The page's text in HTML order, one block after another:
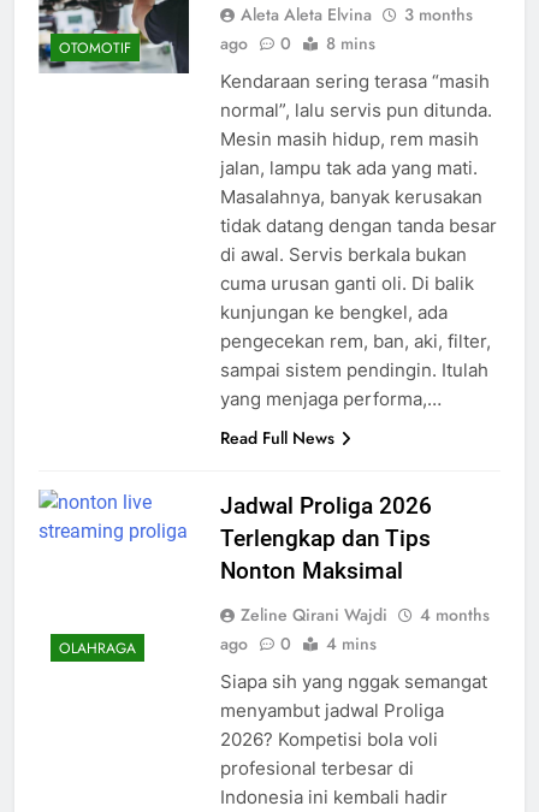
OTOMOTIF
Aleta Aleta Elvina
3 months
ago
0 8 mins
Kendaraan sering terasa “masih
normal”, lalu servis pun ditunda.
Mesin masih hidup, rem masih
jalan, lampu tak ada yang mati.
Masalahnya, banyak kerusakan
tidak datang dengan tanda besar
di awal. Servis berkala bukan
cuma urusan ganti oli. Di balik
kunjungan ke bengkel, ada
pengecekan rem, ban, aki, filter,
sampai sistem pendingin. Itulah
yang menjaga performa,…
Read Full News
OLAHRAGA
Jadwal Proliga 2026
Terlengkap dan Tips
Nonton Maksimal
Zeline Qirani Wajdi
4 months
ago
0 4 mins
Siapa sih yang nggak semangat
menyambut jadwal Proliga
2026? Kompetisi bola voli
profesional terbesar di
Indonesia ini kembali hadir